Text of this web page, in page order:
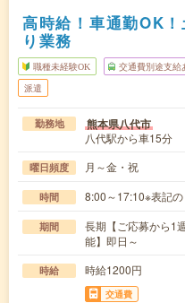
高時給！車通勤OK
り業務
職種未経験OK 交通費別途支給
派遣
勤務地 熊本県八代市
八代駅から車15分
曜日頻度 月～金・祝
時間 8:00～17:10※表記の
期間
長期【ご応募から1
能】即日～
時給 時給1200円
交通費